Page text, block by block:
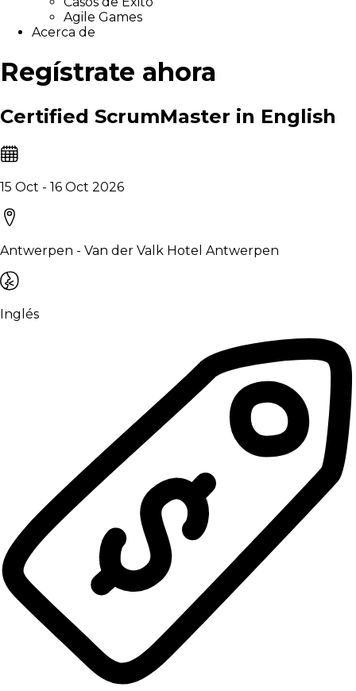
Agile Games
Acerca de
Regístrate ahora
Certified ScrumMaster in English
15 Oct - 16 Oct 2026
Antwerpen - Van der Valk Hotel Antwerpen
Inglés